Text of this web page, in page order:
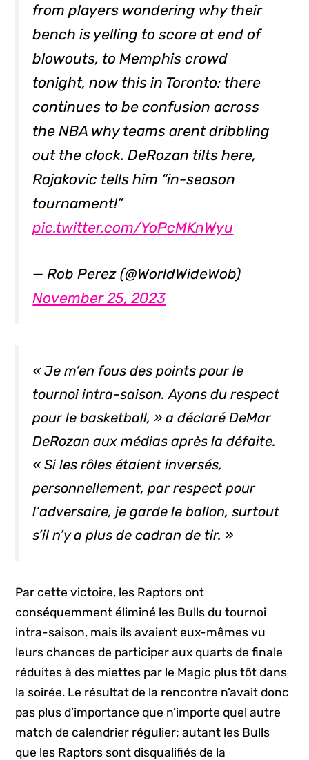
from players wondering why their
bench is yelling to score at end of
blowouts, to Memphis crowd
tonight, now this in Toronto: there
continues to be confusion across
the NBA why teams arent dribbling
out the clock. DeRozan tilts here,
Rajakovic tells him “in-season
tournament!”
pic.twitter.com/YoPcMKnWyu
— Rob Perez (@WorldWideWob)
November 25, 2023
« Je m’en fous des points pour le
tournoi intra-saison. Ayons du respect
pour le basketball, » a déclaré DeMar
DeRozan aux médias après la défaite.
« Si les rôles étaient inversés,
personnellement, par respect pour
l’adversaire, je garde le ballon, surtout
s’il n’y a plus de cadran de tir. »
Par cette victoire, les Raptors ont
conséquemment éliminé les Bulls du tournoi
intra-saison, mais ils avaient eux-mêmes vu
leurs chances de participer aux quarts de finale
réduites à des miettes par le Magic plus tôt dans
la soirée. Le résultat de la rencontre n’avait donc
pas plus d’importance que n’importe quel autre
match de calendrier régulier; autant les Bulls
que les Raptors sont disqualifiés de la